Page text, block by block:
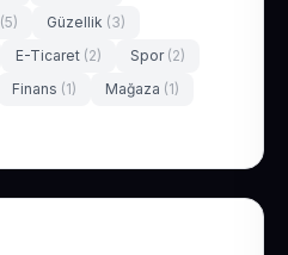
(5) Güzellik (3)
E-Ticaret (2) Spor (2)
Finans (1) Mağaza (1)